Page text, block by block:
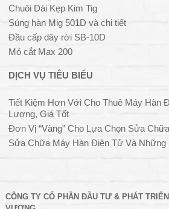
Chuôi Dài Kẹp Kim Tig
Súng hàn Mig 501D và chi tiết
Đầu cấp dây rời SB-10D
Mỏ cắt Max 200
DỊCH VỤ TIÊU BIỂU
Tiết Kiệm Hơn Với Cho Thuê Máy Hàn
Lượng, Giá Tốt
Đơn Vị “Vàng” Cho Lựa Chọn Sửa
Sửa Chữa Máy Hàn Điện Tử Và Những
CÔNG TY CỔ PHẦN ĐẦU TƯ & PHÁT